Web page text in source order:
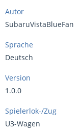
Autor
SubaruVistaBlueFan
Sprache
Deutsch
Version
1.0.0
Spielerlok-/Zug
U3-Wagen